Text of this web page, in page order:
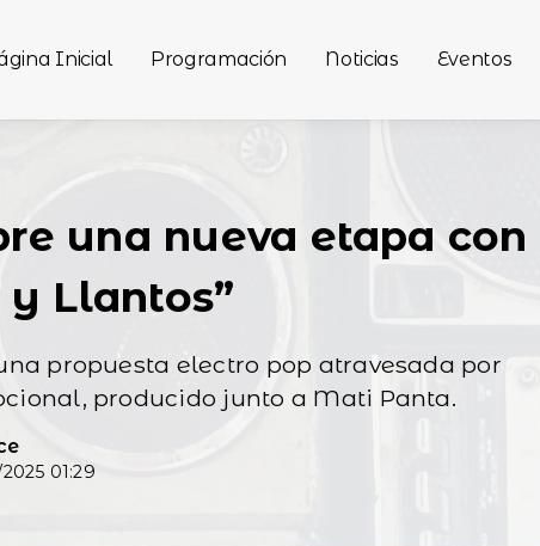
Inicial Programación Noticias Eventos
una nueva etapa con
Llantos”
propuesta electro pop atravesada por
producido junto a Mati Panta.
01:29